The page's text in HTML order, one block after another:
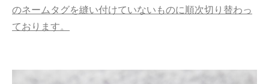
のネームタグを縫い付けていないものに順次切り替わっ
ております。